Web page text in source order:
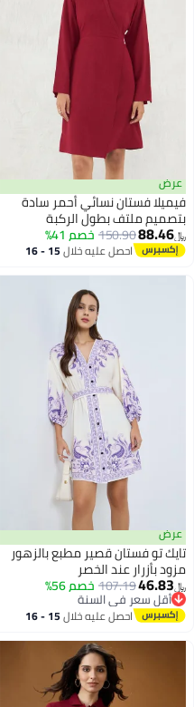
عرض
فيميلا فستان نسائي أحمر سادة
بتصميم ملتف بطول الركبة
﷼‏88.46
150.90خصم 41%
احصل عليه خلال 15 - 16
عرض
تايك تو فستان قصير مطبع بالزهور
مزود بأزرار عند الخصر
﷼‏46.83
107.19خصم 56%
أقل سعر في السنة
أقل سعر في السنة
احصل عليه خلال 15 - 16